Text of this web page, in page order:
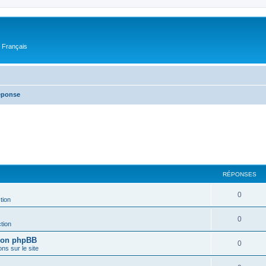
Français
RÉPONSES
0
0
phpBB
sur le site
0